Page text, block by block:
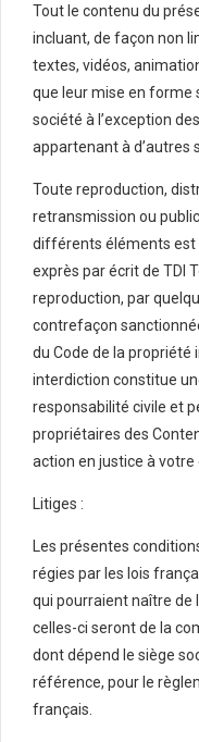
Tout le contenu du
incluant, de façon non
textes, vidéos,
que leur mise en forme
société à l’exception
appartenant à d’autres
Toute reproduction,
retransmission ou
différents éléments est
exprès par écrit de TDI
reproduction, par
contrefaçon
du Code de la propriété
interdiction constitue
responsabilité civile et
propriétaires des
action en justice à votre
Litiges :
Les présentes
régies par les lois
qui pourraient naître de
celles-ci seront de la
dont dépend le siège
référence, pour le
français.